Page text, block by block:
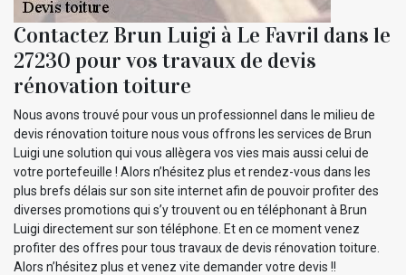
Contactez Brun Luigi à Le Favril dans le
27230 pour vos travaux de devis
rénovation toiture
Nous avons trouvé pour vous un professionnel dans le milieu de
devis rénovation toiture nous vous offrons les services de Brun
Luigi une solution qui vous allègera vos vies mais aussi celui de
votre portefeuille ! Alors n’hésitez plus et rendez-vous dans les
plus brefs délais sur son site internet afin de pouvoir profiter des
diverses promotions qui s’y trouvent ou en téléphonant à Brun
Luigi directement sur son téléphone. Et en ce moment venez
profiter des offres pour tous travaux de devis rénovation toiture.
Alors n’hésitez plus et venez vite demander votre devis !!